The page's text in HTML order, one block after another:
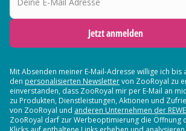
Jetzt anmelden
Mit Absenden meiner E-Mail-Adresse willige ich bis
den personalisierten Newslettervon ZooRoyal zu
einverstanden, dass ZooRoyal mir per E-Mail an
zu Produkten, Dienstleistungen, Aktionen und
von ZooRoyal und anderen Unternehmen der
ZooRoyal darf zur Werbeoptimierung die Öffnung